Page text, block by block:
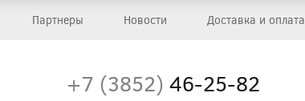
Партнеры Новости Доставка и оплата
+7 (3852) 46-25-82